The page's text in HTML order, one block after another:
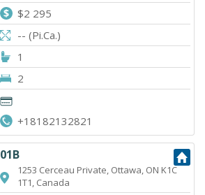
$2 295
-- (Pi.Ca.)
1
2
+18182132821
01B
1253 Cerceau Private, Ottawa, ON K1C
1T1, Canada